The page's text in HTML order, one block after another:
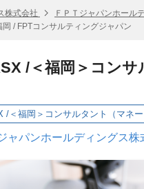
株式会社 ＦＰＴジャパンホール
/ FPTコンサルティングジャパン
/＜福岡＞コン
ャパンホールディングス